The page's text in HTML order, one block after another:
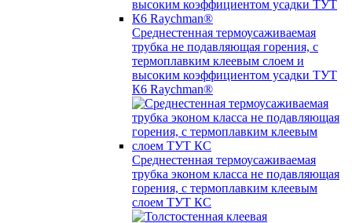
Среднестенная термоусаживаемая
трубка не подавляющая горения, с
термоплавким клеевым слоем и
высоким коэффициентом усадки ТУТ
К6 Raychman®
Среднестенная термоусаживаемая
трубка эконом класса не подавляющая
горения, с термоплавким клеевым
слоем ТУТ КС